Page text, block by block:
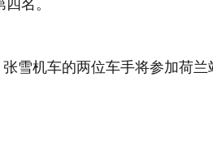
名。
雪机车的两位车手将参加荷兰